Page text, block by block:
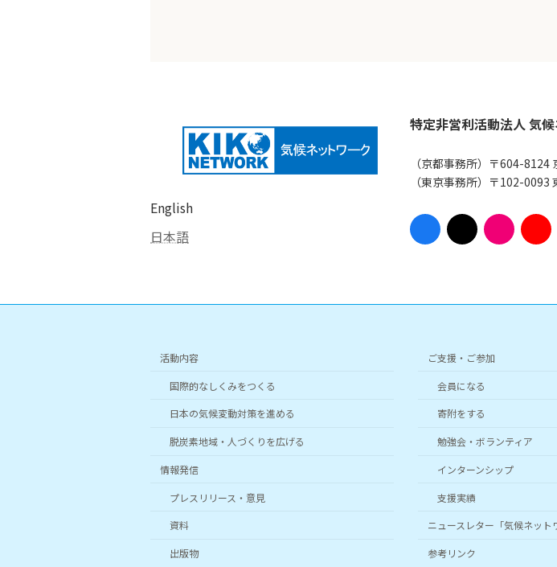
English
日本語
特定非営利活動法人 気
（京都事務所）〒604-
（東京事務所）〒102-
ア
イ
コ
ア
イ
コ
ア
イ
コ
ア
イ
コ
活動内容
国際的なしくみをつくる
日本の気候変動対策を進める
脱炭素地域・人づくりを広げる
情報発信
プレスリリース・意見
資料
出版物
ご支援・ご参加
会員になる
寄附をする
勉強会・ボランティア
インターンシップ
支援実績
ニュースレター「気候ネット
参考リンク